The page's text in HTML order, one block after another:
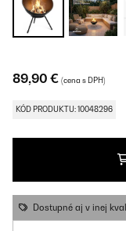
89,90 € (cena s DPH)
KÓD PRODUKTU: 10048296
Dostupné aj v inej